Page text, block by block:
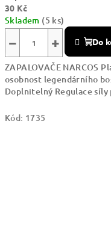
30 Kč
Skladem (5 ks)
+
− Do
ZAPALOVAČE NARCOS
osobnost legendárního
Doplnitelný Regulace síly
Kód: 1735